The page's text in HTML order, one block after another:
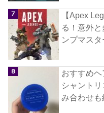
【Apex
る！意外
ンプマス
おすすめ
シャント
み合わせも